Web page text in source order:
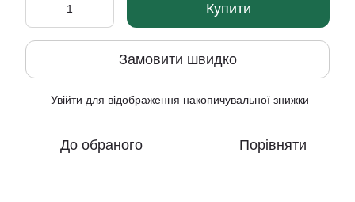
Купити
Замовити швидко
Увійти для відображення накопичувальної знижки
До обраного Порівняти